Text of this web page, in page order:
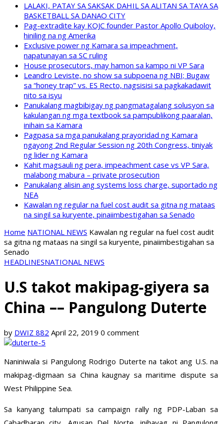
LALAKI, PATAY SA SAKSAK DAHIL SA ALITAN SA TAYA SA
BASKETBALL SA DANAO CITY
Pag-extradite kay KOJC founder Pastor Apollo Quiboloy,
hiniling na ng Amerika
Exclusive power ng Kamara sa impeachment,
napatunayan sa SC ruling
House prosecutors, may hamon sa kampo ni VP Sara
Leandro Leviste, no show sa subpoena ng NBI; Bugaw
sa “honey trap” vs. ES Recto, nagsisisi sa pagkakadawit
nito sa isyu
Panukalang magbibigay ng pangmatagalang solusyon sa
kakulangan ng mga textbook sa pampublikong paaralan,
inihain sa Kamara
Pagpasa sa mga panukalang prayoridad ng Kamara
ngayong 2nd Regular Session ng 20th Congress, tiniyak
ng lider ng Kamara
Kahit magsauli ng pera, impeachment case vs VP Sara,
malabong mabura – private prosecution
Panukalang alisin ang systems loss charge, suportado ng
NEA
Kawalan ng regular na fuel cost audit sa gitna ng mataas
na singil sa kuryente, pinaiimbestigahan sa Senado
Home NATIONAL NEWS Kawalan ng regular na fuel cost audit
sa gitna ng mataas na singil sa kuryente, pinaiimbestigahan sa
Senado
HEADLINESNATIONAL NEWS
U.S takot makipag-giyera sa
China –– Pangulong Duterte
by DWIZ 882 April 22, 2019 0 comment
Naniniwala si Pangulong Rodrigo Duterte na takot ang U.S. na
makipag-digmaan sa China kaugnay sa maritime dispute sa
West Philippine Sea.
Sa kanyang talumpati sa campaign rally ng PDP-Laban sa